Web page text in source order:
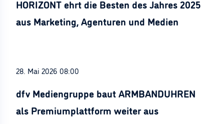
HORIZONT ehrt die Besten des Jahres 2025
aus Marketing, Agenturen und Medien
28. Mai 2026 08:00
dfv Mediengruppe baut ARMBANDUHREN
als Premiumplattform weiter aus